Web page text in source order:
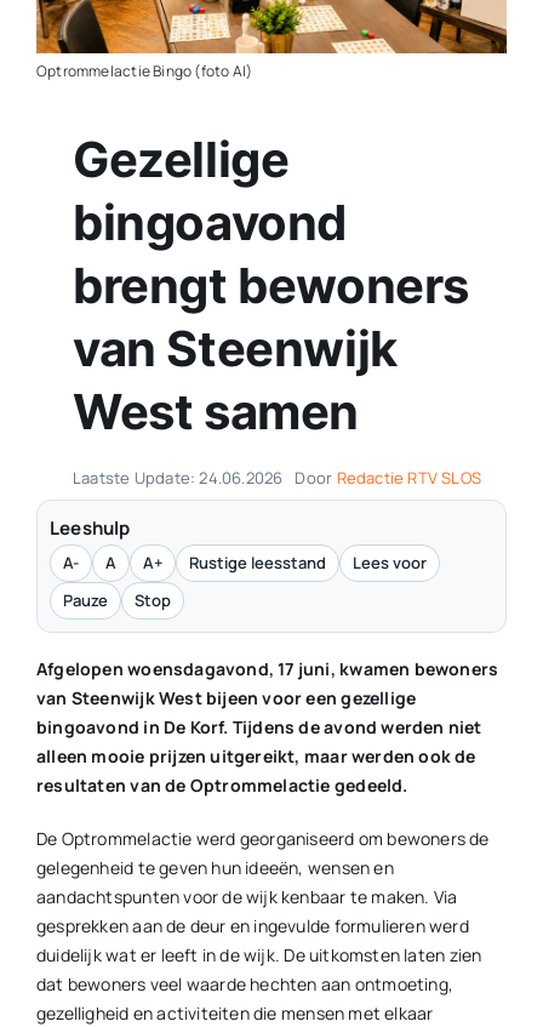
Contact
Optrommelactie Bingo (foto AI)
Gezellige
bingoavond
brengt bewoners
van Steenwijk
West samen
Laatste Update: 24.06.2026 Door Redactie RTV SLOS
Leeshulp
A- A A+ Rustige leesstand
Lees voor
Pauze
Stop
Afgelopen woensdagavond, 17 juni, kwamen bewoners
van Steenwijk West bijeen voor een gezellige
bingoavond in De Korf. Tijdens de avond werden niet
alleen mooie prijzen uitgereikt, maar werden ook de
resultaten van de Optrommelactie gedeeld.
De Optrommelactie werd georganiseerd om bewoners de
gelegenheid te geven hun ideeën, wensen en
aandachtspunten voor de wijk kenbaar te maken. Via
gesprekken aan de deur en ingevulde formulieren werd
duidelijk wat er leeft in de wijk. De uitkomsten laten zien
dat bewoners veel waarde hechten aan ontmoeting,
gezelligheid en activiteiten die mensen met elkaar